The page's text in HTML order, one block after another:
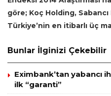
göre; Koç Holding,
Türkiye’nin en itibarlı üç
Bunlar İlginizi Çekebilir
Eximbank’tan yabancı
ilk “garanti”